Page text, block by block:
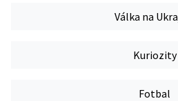
Válka na
Kuriozity
Fotbal